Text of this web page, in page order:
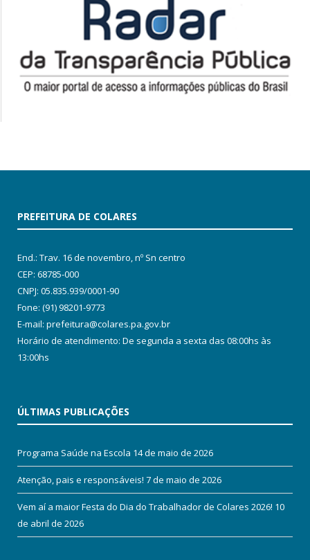
PREFEITURA DE COLARES
End.: Trav. 16 de novembro, nº Sn centro
CEP: 68785-000
CNPJ: 05.835.939/0001-90
Fone: (91) 98201-9773
E-mail: prefeitura@colares.pa.gov.br
Horário de atendimento: De segunda a sexta das 08:00hs às
13:00hs
ÚLTIMAS PUBLICAÇÕES
Programa Saúde na Escola 14 de maio de 2026
Atenção, pais e responsáveis! 7 de maio de 2026
Vem aí a maior Festa do Dia do Trabalhador de Colares 2026! 10
de abril de 2026